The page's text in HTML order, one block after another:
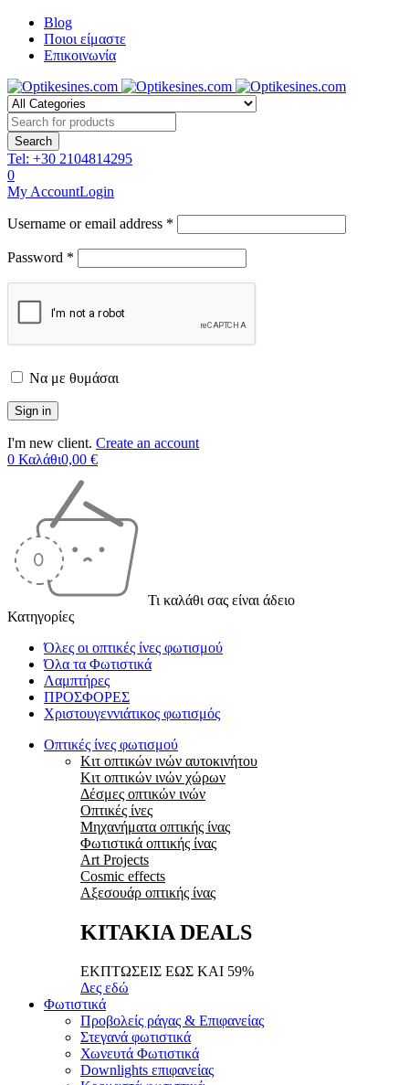
Blog
Ποιοι είμαστε
Επικοινωνία
Tel: +30 2104814295
0
My AccountLogin
Username or email address *
Password *
Να με θυμάσαι
I'm new client. Create an account
0 Καλάθι0,00 €
Τι καλάθι σας είναι άδειο
Κατηγορίες
Όλες οι οπτικές ίνες φωτισμού
Όλα τα Φωτιστικά
Λαμπτήρες
ΠΡΟΣΦΟΡΕΣ
Χριστουγεννιάτικος φωτισμός
Οπτικές ίνες φωτισμού
Κιτ οπτικών ινών αυτοκινήτου
Κιτ οπτικών ινών χώρων
Δέσμες οπτικών ινών
Οπτικές ίνες
Μηχανήματα οπτικής ίνας
Φωτιστικά οπτικής ίνας
Art Projects
Cosmic effects
Αξεσουάρ οπτικής ίνας
ΚΙΤΑΚΙΑ DEALS
ΕΚΠΤΩΣΕΙΣ ΕΩΣ ΚΑΙ 59%
Δες εδώ
Φωτιστικά
Προβολείς ράγας & Επιφανείας
Στεγανά φωτιστικά
Χωνευτά Φωτιστικά
Downlights επιφανείας